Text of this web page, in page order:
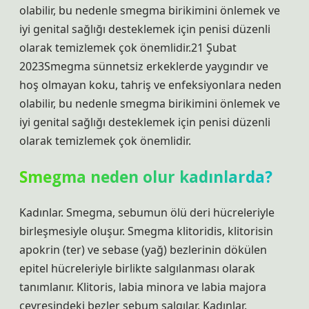
olabilir, bu nedenle smegma birikimini önlemek ve
iyi genital sağlığı desteklemek için penisi düzenli
olarak temizlemek çok önemlidir.21 Şubat
2023Smegma sünnetsiz erkeklerde yaygındır ve
hoş olmayan koku, tahriş ve enfeksiyonlara neden
olabilir, bu nedenle smegma birikimini önlemek ve
iyi genital sağlığı desteklemek için penisi düzenli
olarak temizlemek çok önemlidir.
Smegma neden olur kadınlarda?
Kadınlar. Smegma, sebumun ölü deri hücreleriyle
birleşmesiyle oluşur. Smegma klitoridis, klitorisin
apokrin (ter) ve sebase (yağ) bezlerinin dökülen
epitel hücreleriyle birlikte salgılanması olarak
tanımlanır. Klitoris, labia minora ve labia majora
çevresindeki bezler sebum salgılar. Kadınlar.